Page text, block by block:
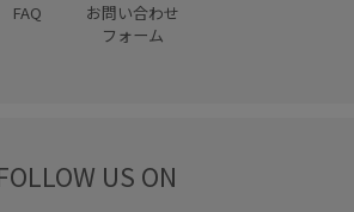
FAQ
お問い合わせ
フォーム
US ON